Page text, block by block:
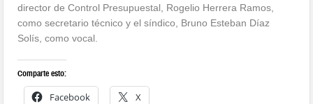
director de Control Presupuestal, Rogelio Herrera Ramos,
como secretario técnico y el síndico, Bruno Esteban Díaz
Solís, como vocal.
Comparte esto:
Facebook X